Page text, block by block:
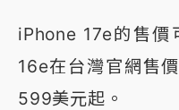
iPhone 17e的售價
16e在台灣官網售
599美元起。